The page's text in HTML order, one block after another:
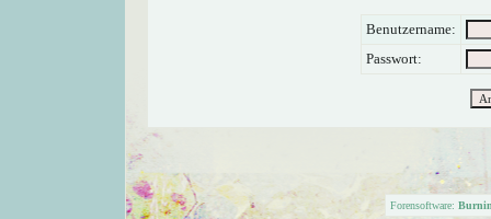
Benutzername:
Passwort:
Forensoftware: